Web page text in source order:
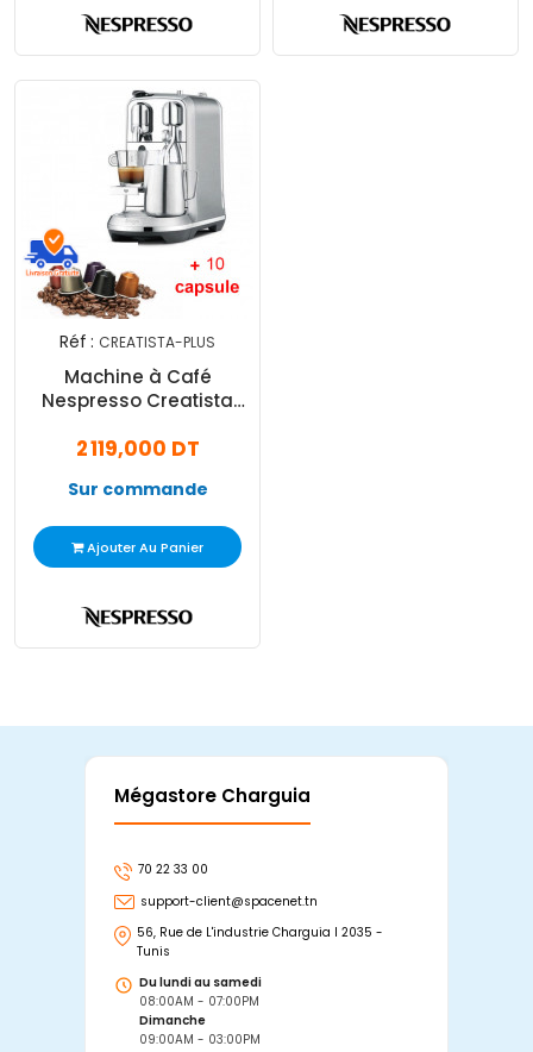
Réf : CREATISTA-PLUS
Machine à Café
Nespresso Creatista
Capsules Nespresso-
2 119,000 DT
Sur commande
Ajouter Au Panier
Mégastore Charguia
70 22 33 00
support-client@spacenet.tn
56, Rue de L'industrie Charguia I 2035 -
Tunis
Du lundi au samedi
08:00AM - 07:00PM
Dimanche
09:00AM - 03:00PM